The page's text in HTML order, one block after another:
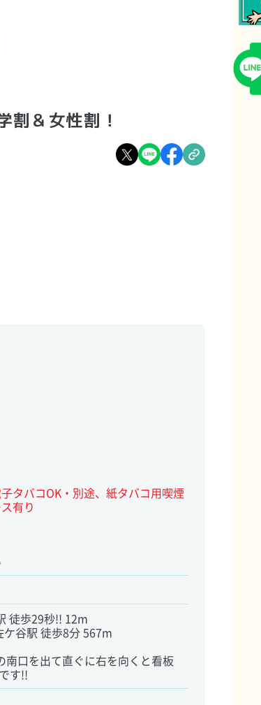
割＆女性割！
タバコOK・別途、紙タバコ用喫煙
有り
徒歩29秒!! 12m
ケ谷駅 徒歩8分 567m
口を出て直ぐに右を向くと看板
す!!